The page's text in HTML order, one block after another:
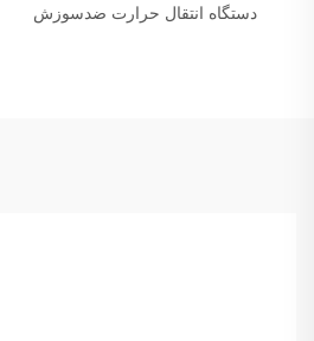
دستگاه انتقال حرارت ضدسوزش